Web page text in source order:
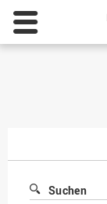
Suchen